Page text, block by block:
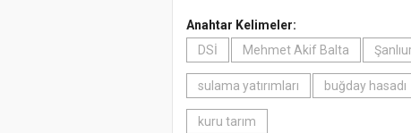
Anahtar Kelimeler:
DSİ
Mehmet Akif Balta
sulama yatırımları buğday hasadı
kuru tarım